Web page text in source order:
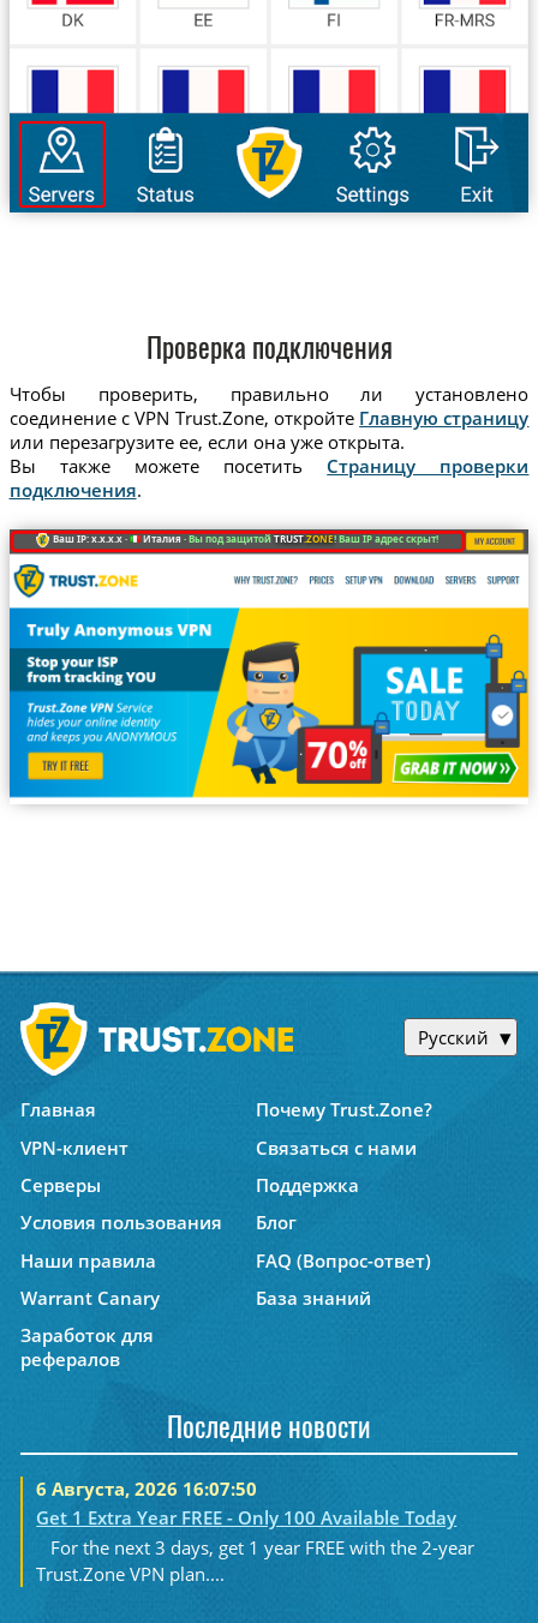
Проверка подключения
Чтобы проверить, правильно ли установлено
соединение с VPN Trust.Zone, откройте Главную страницу
или перезагрузите ее, если она уже открыта.
Вы также можете посетить Страницу проверки
подключения.
Ваш IP: x.x.x.x · Италия ·Вы под защитойTRUST.ZONE! Ваш IP адрес скрыт!
Русский
Главная
Почему Trust.Zone?
VPN-клиент
Связаться с нами
Серверы
Поддержка
Условия пользования
Блог
Наши правила
FAQ (Вопрос-ответ)
Warrant Canary
База знаний
Заработок для
рефералов
Последние новости
6 Августа, 2026 16:07:50
Get 1 Extra Year FREE - Only 100 Available Today
For the next 3 days, get 1 year FREE with the 2-year
Trust.Zone VPN plan....